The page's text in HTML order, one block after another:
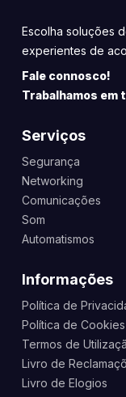
Escolha soluções
experientes de
Fale connosco!
Trabalhamos em
Serviços
Segurança
Networking
Comunicações
Som
Automatismos
Informações
Política de
Política de Cookies
Termos de
Livro de
Livro de Elogios